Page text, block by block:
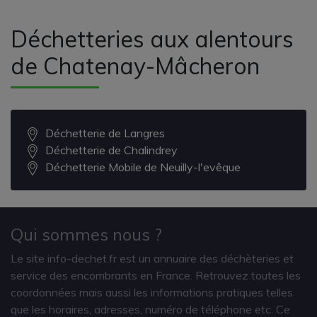
Déchetteries aux alentours
de Chatenay-Mâcheron
Déchetterie de Langres
Déchetterie de Chalindrey
Déchetterie Mobile de Neuilly-l'evêque
Qui sommes nous ?
Le site info-dechet.fr est un annuaire des déchèteries et
service des encombrants en France. Retrouvez toutes les
coordonnées mais aussi les informations pratiques telles
que les horaires, adresses, numéro de téléphone etc. Ce